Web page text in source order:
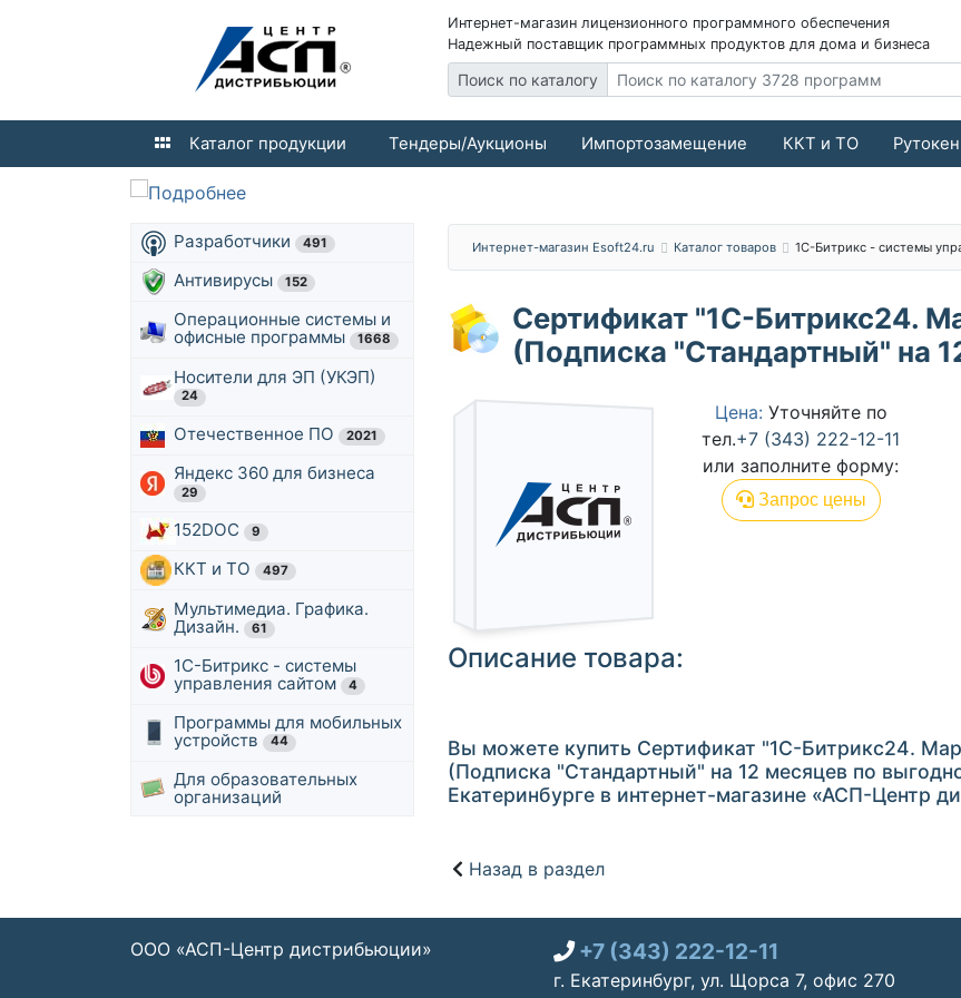
Интернет-магазин лицензионного программного обеспечения
Надежный поставщик программных продуктов для дома и бизнеса
Поиск по каталогу
Каталог продукции Тендеры/Аукционы Импортозамещение ККТ и ТО Рутокен
Разработчики 491
Антивирусы 152
Операционные системы и
офисные программы
1668
Носители для ЭП (УКЭП)
24
Отечественное ПО 2021
Яндекс 360 для бизнеса
29
152DOC 9
ККТ и ТО 497
Мультимедиа. Графика.
Дизайн.
61
1С-Битрикс - системы
управления сайтом
4
Программы для мобильных
устройств
44
Для образовательных
организаций
Интернет-магазин Esoft24.ru Каталог товаров 1С-Битрикс - системы
Сертификат "1С-Битрикс24.
(Подписка "Стандартный" на
Цена: Уточняйте по
тел.+7 (343) 222-12-11
или заполните форму:
Запрос цены
Описание товара:
Вы можете купить Сертификат "1С-Битрикс24.
(Подписка "Стандартный" на 12 месяцев по
Екатеринбурге в интернет-магазине «АСП-Центр
Назад в раздел
ООО «АСП-Центр дистрибьюции» +7 (343) 222-12-11
г. Екатеринбург, ул. Щорса 7, офис 270